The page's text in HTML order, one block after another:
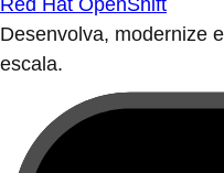
Red Hat OpenShift
Desenvolva, modernize
escala.